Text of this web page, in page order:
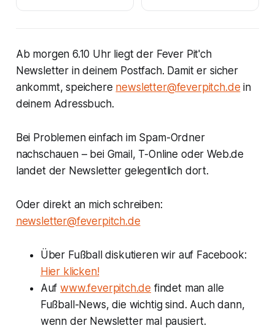
Ab morgen 6.10 Uhr liegt der Fever Pit'ch
Newsletter in deinem Postfach. Damit er sicher
ankommt, speichere newsletter@feverpitch.de in
deinem Adressbuch.
Bei Problemen einfach im Spam-Ordner
nachschauen – bei Gmail, T-Online oder Web.de
landet der Newsletter gelegentlich dort.
Oder direkt an mich schreiben:
newsletter@feverpitch.de
Über Fußball diskutieren wir auf Facebook:
Hier klicken!
Aufwww.feverpitch.de findet man alle
Fußball-News, die wichtig sind. Auch dann,
wenn der Newsletter mal pausiert.